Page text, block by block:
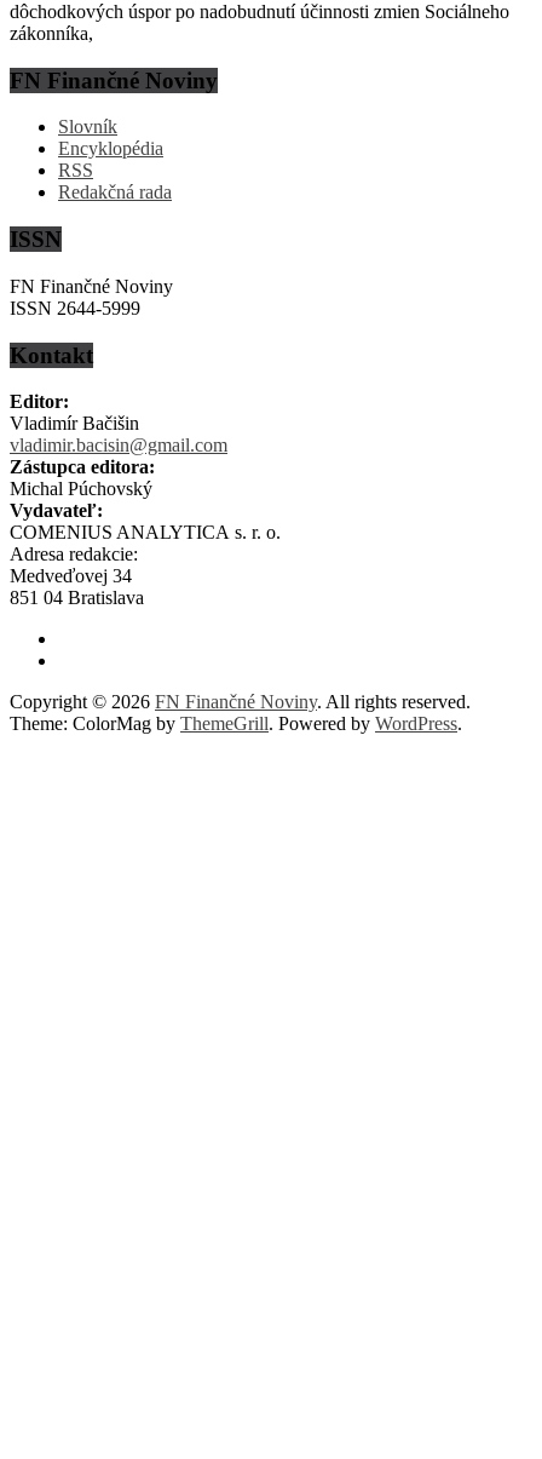
dôchodkových úspor po nadobudnutí účinnosti zmien Sociálneho
zákonníka,
FN Finančné Noviny
Slovník
Encyklopédia
RSS
Redakčná rada
ISSN
FN Finančné Noviny
ISSN 2644-5999
Kontakt
Editor:
Vladimír Bačišin
vladimir.bacisin@gmail.com
Zástupca editora:
Michal Púchovský
Vydavateľ:
COMENIUS ANALYTICA s. r. o.
Adresa redakcie:
Medveďovej 34
851 04 Bratislava
Copyright © 2026 FN Finančné Noviny. All rights reserved.
Theme: ColorMag by ThemeGrill. Powered by WordPress.